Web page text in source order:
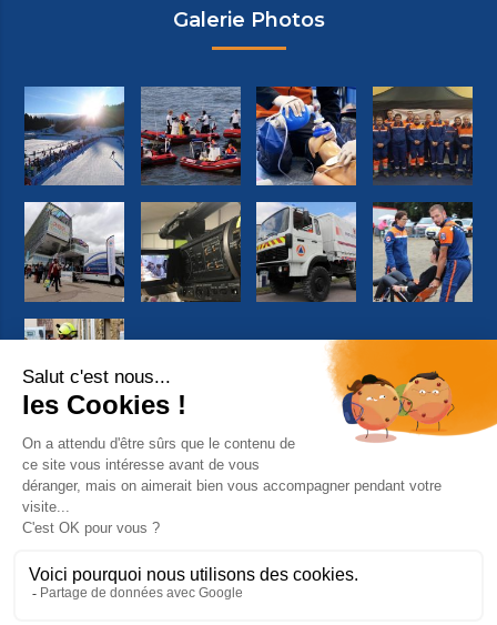
Galerie Photos
Suivez-nous sur Facebook